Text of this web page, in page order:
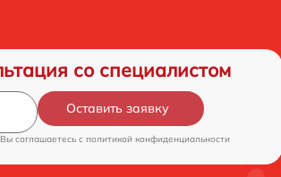
со специалистом
Оставить заявку
соглашаетесь c политикой конфиденциальности